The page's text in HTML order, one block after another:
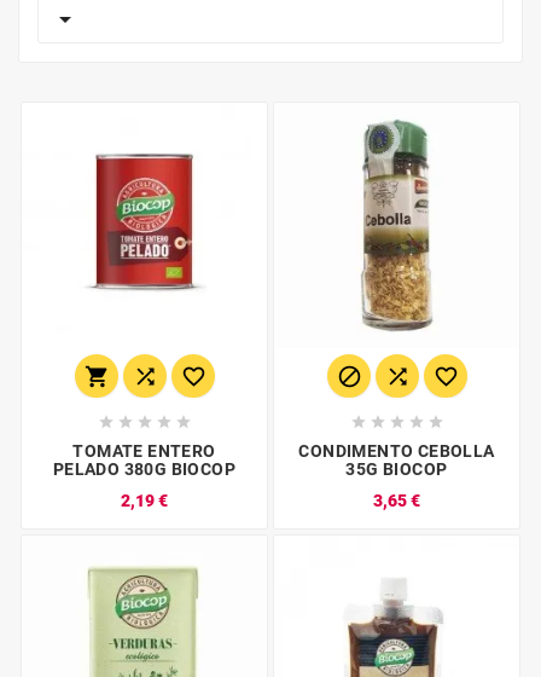

  
    
TOMATE ENTERO
PELADO 380G BIOCOP
2,19 €
  
    
CONDIMENTO CEBOLLA
35G BIOCOP
3,65 €